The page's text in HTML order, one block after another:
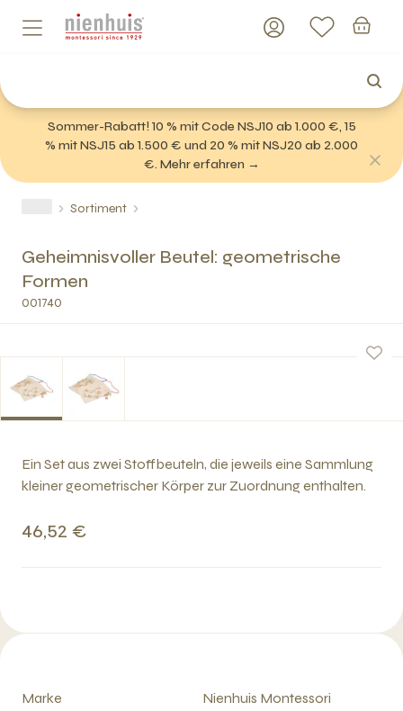
Sommer-Rabatt! 10 % mit Code NSJ10 ab 1.000 €, 15
% mit NSJ15 ab 1.500 € und 20 % mit NSJ20 ab 2.000
€. Mehr erfahren →
Sortiment
Geheimnisvoller Beutel: geometrische
Formen
001740
Ein Set aus zwei Stoffbeuteln, die jeweils eine Sammlung
kleiner geometrischer Körper zur Zuordnung enthalten.
46,52 €
Marke
Nienhuis Montessori